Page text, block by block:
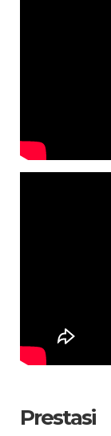
Prestasi